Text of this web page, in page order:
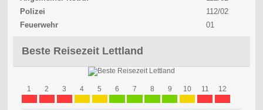
Polizei
112/02
Feuerwehr
01
Beste Reisezeit Lettland
1 2 3 4 5 6 7 8 9 10 11 12